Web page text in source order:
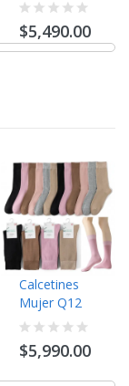
$5,490.00
Calcetines
Mujer Q12
$5,990.00